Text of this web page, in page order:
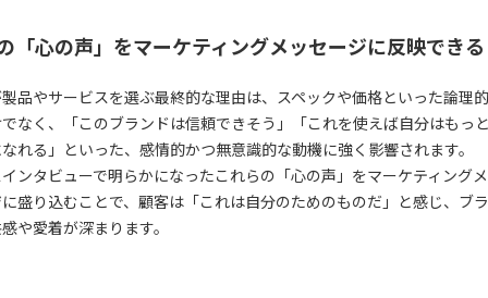
「心の声」をマーケティングメッセージに反映できる
品やサービスを選ぶ最終的な理由は、スペックや価格といった論理
なく、「このブランドは信頼できそう」「これを使えば自分はもっ
れる」といった、感情的かつ無意識的な動機に強く影響されます。
ンタビューで明らかになったこれらの「心の声」をマーケティング
盛り込むことで、顧客は「これは自分のためのものだ」と感じ、ブ
や愛着が深まります。